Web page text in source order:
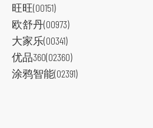
旺旺(00151)
欧舒丹(00973)
大家乐(00341)
优品360(02360)
涂鸦智能(02391)